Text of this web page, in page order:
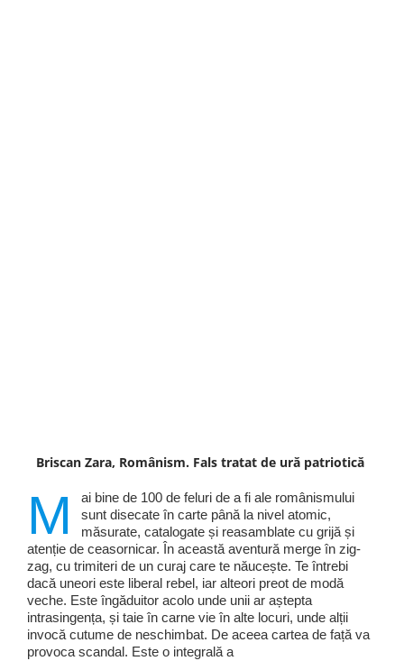
Briscan Zara, Românism. Fals tratat de ură patriotică
M
ai bine de 100 de feluri de a fi ale românismului
sunt disecate în carte până la nivel atomic,
măsurate, catalogate și reasamblate cu grijă și
atenție de ceasornicar. În această aventură merge în zig-
zag, cu trimiteri de un curaj care te năucește. Te întrebi
dacă uneori este liberal rebel, iar alteori preot de modă
veche. Este îngăduitor acolo unde unii ar aștepta
intrasingența, și taie în carne vie în alte locuri, unde alții
invocă cutume de neschimbat. De aceea cartea de față va
provoca scandal. Este o integrală a